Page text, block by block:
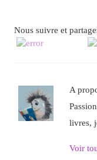
Nous suivre et
A
livres,
Voir